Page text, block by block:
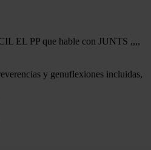
EL PP que hable con JUNTS ,,,,
y genuflexiones incluidas,